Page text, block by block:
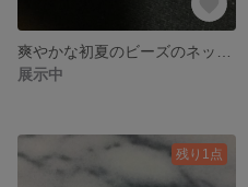
展示中
残り1点